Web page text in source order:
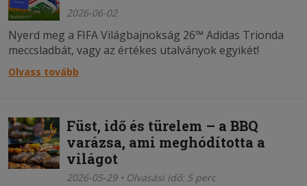
2026-06-02
Nyerd meg a FIFA Világbajnokság 26™ Adidas Trionda
meccsladbát, vagy az értékes utalványok egyikét!
Olvass tovább
Füst, idő és türelem – a BBQ
varázsa, ami meghódította a
világot
2026-05-29 • Olvasási idő: 5 perc